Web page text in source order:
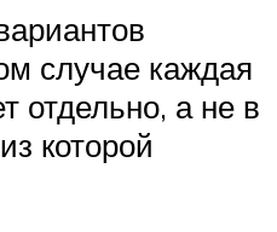
случае каждая
отдельно, а не в
которой